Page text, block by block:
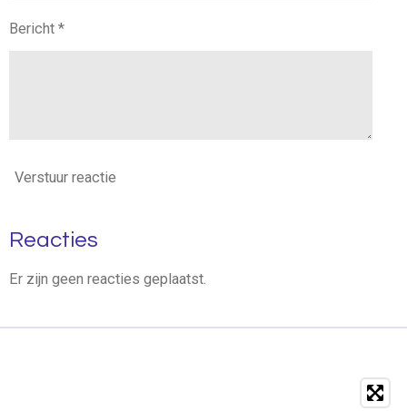
Bericht *
Verstuur reactie
Reacties
Er zijn geen reacties geplaatst.